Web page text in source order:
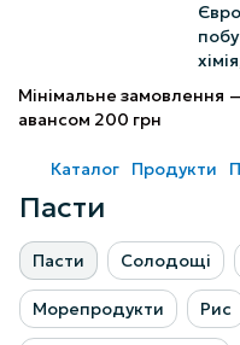
Мінімальне замовлення
авансом 200 грн
Каталог Продукти
Пасти
Пасти Солодощі
Морепродукти Рис